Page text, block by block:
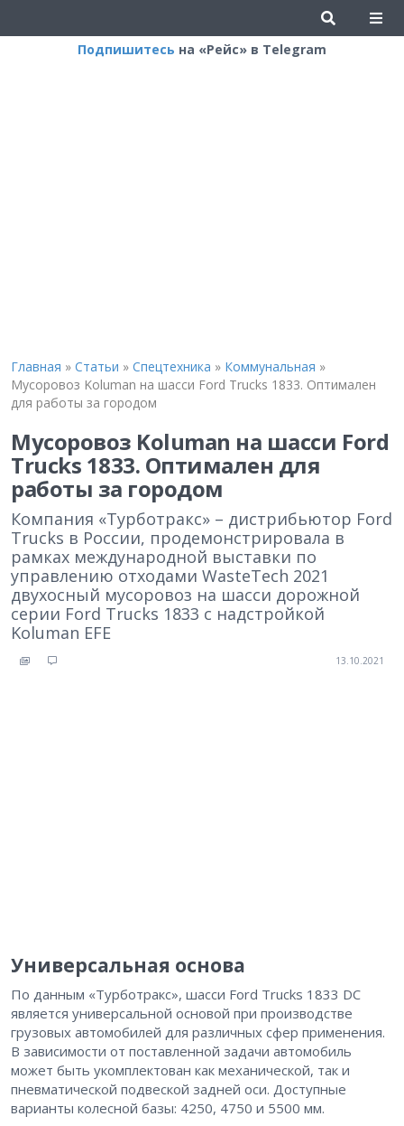
Подпишитесь на «Рейс» в Telegram
Главная » Статьи » Спецтехника » Коммунальная »
Мусоровоз Koluman на шасси Ford Trucks 1833. Оптимален
для работы за городом
Мусоровоз Koluman на шасси Ford
Trucks 1833. Оптимален для
работы за городом
Компания «Турботракс» – дистрибьютор Ford
Trucks в России, продемонстрировала в
рамках международной выставки по
управлению отходами WasteTech 2021
двухосный мусоровоз на шасси дорожной
серии Ford Trucks 1833 c надстройкой
Koluman EFE
13.10.2021
Универсальная основа
По данным «Турботракс», шасси Ford Trucks 1833 DC
является универсальной основой при производстве
грузовых автомобилей для различных сфер применения.
В зависимости от поставленной задачи автомобиль
может быть укомплектован как механической, так и
пневматической подвеской задней оси. Доступные
варианты колесной базы: 4250, 4750 и 5500 мм.